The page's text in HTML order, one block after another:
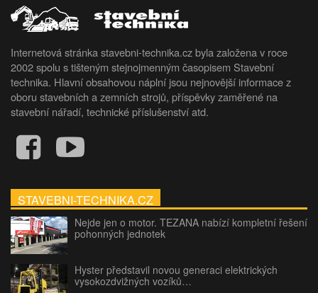
Internetová stránka stavebni-technika.cz byla založena v roce
2002 spolu s tišteným stejnojmenným časopisem Stavební
technika. Hlavní obsahovou náplní jsou nejnovější informace z
oboru stavebních a zemních strojů, příspěvky zaměřené na
stavební nářadí, technické příslušenství atd.
STAVEBNI-TECHNIKA.CZ
Nejde jen o motor. TEZANA nabízí kompletní řešení
pohonných jednotek
Hyster představil novou generaci elektrických
vysokozdvižných vozíků…